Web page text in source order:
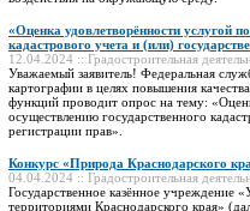
«Оценка удовлетворённости услугой
кадастрового учета и (или)
12.04.2024 :: Градостроительная
Уважаемый заявитель! Федеральная
картографии в целях повышения
функций проводит опрос на тему:
осуществлению государственного
регистрации прав».
Конкурс «Природа Краснодарского
04.04.2024 :: Градостроительная
Государственное казённое
территориями Краснодарского края»